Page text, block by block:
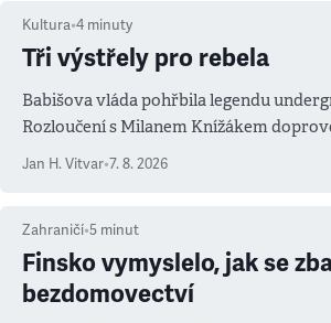
Kultura•4 minuty
Tři výstřely pro rebela
Babišova vláda pohřbila legendu
Rozloučení s Milanem Knížákem
salvy i kritika pokrokářů
Jan H. Vitvar•7. 8. 2026
Zahraničí•5 minut
Finsko vymyslelo, jak se
bezdomovectví